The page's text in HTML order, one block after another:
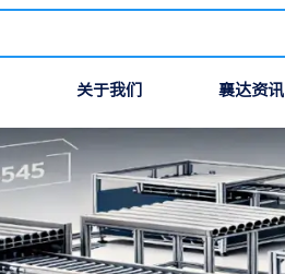
关于我们 襄达资讯